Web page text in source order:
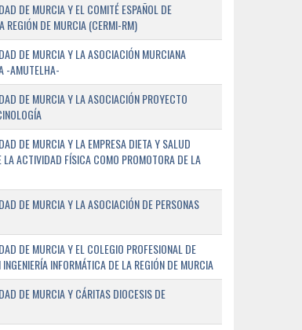
DE MURCIA Y EL COMITÉ ESPAÑOL DE
REGIÓN DE MURCIA (CERMI-RM)
DE MURCIA Y LA ASOCIACIÓN MURCIANA
-AMUTELHA-
DE MURCIA Y LA ASOCIACIÓN PROYECTO
DE MURCIA Y LA EMPRESA DIETA Y SALUD
ACTIVIDAD FÍSICA COMO PROMOTORA DE LA
DE MURCIA Y LA ASOCIACIÓN DE PERSONAS
DE MURCIA Y EL COLEGIO PROFESIONAL DE
INFORMÁTICA DE LA REGIÓN DE MURCIA
DE MURCIA Y CÁRITAS DIOCESIS DE